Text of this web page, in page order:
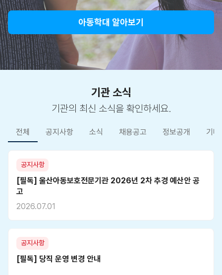
아동학대 알아보기
기관 소식
기관의 최신 소식을 확인하세요.
전체 공지사항 소식 채용공고 정보공개 기타
공지사항
[필독] 울산아동보호전문기관 2026년 2차 추경 예산안 공
고
2026.07.01
공지사항
[필독] 당직 운영 변경 안내